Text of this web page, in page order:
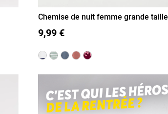
XL
Chemise de nuit femme grande taille
9,99 €